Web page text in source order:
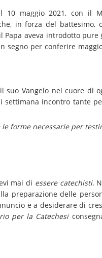
10 maggio 2021, con il
in forza del battesimo,
Papa aveva introdotto pure
segno per conferire
Vangelo nel cuore di
settimana incontro tante
forme necessarie per
mai di essere catechisti.
preparazione delle
e a desiderare di
per la Catechesi